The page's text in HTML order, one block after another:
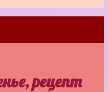
рецепт